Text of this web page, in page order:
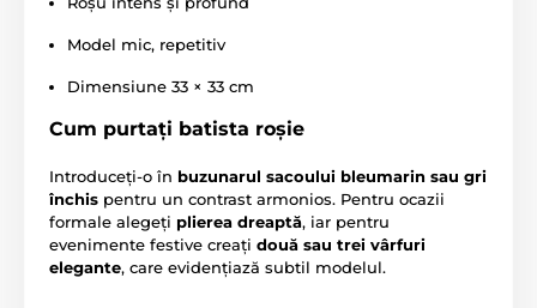
Model mic, repetitiv
Dimensiune 33 × 33 cm
Cum purtați batista roșie
Introduceți-o în buzunarul sacoului bleumarin sau gri
închis pentru un contrast armonios. Pentru ocazii
formale alegeți plierea dreaptă, iar pentru
evenimente festive creați două sau trei vârfuri
elegante, care evidențiază subtil modelul.